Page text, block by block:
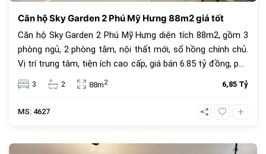
Căn hộ Sky Garden 2 Phú Mỹ Hưng 88m2 giá tốt
Căn hộ Sky Garden 2 Phú Mỹ Hưng diện tích 88m2, gồm 3
phòng ngủ, 2 phòng tắm, nội thất mới, sổ hồng chính chủ.
Vị trí trung tâm, tiện ích cao cấp, giá bán 6.85 tỷ đồng, phù
hợp để ở hoặc đầu tư.
3 2 88m2 6,85 Tỷ
MS: 4627